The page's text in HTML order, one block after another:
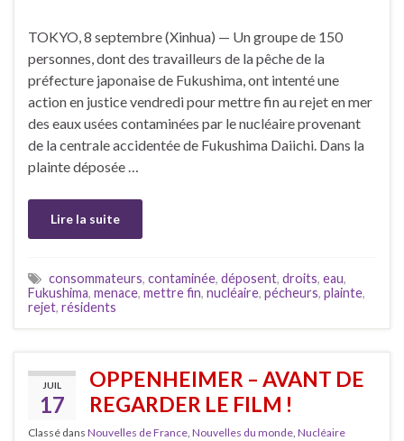
TOKYO, 8 septembre (Xinhua) — Un groupe de 150
personnes, dont des travailleurs de la pêche de la
préfecture japonaise de Fukushima, ont intenté une
action en justice vendredi pour mettre fin au rejet en mer
des eaux usées contaminées par le nucléaire provenant
de la centrale accidentée de Fukushima Daiichi. Dans la
plainte déposée …
Lire la suite
consommateurs, contaminée, déposent, droits, eau,
Fukushima, menace, mettre fin, nucléaire, pécheurs, plainte,
rejet, résidents
JUIL
17
OPPENHEIMER – AVANT DE
REGARDER LE FILM !
Classé dans Nouvelles de France, Nouvelles du monde, Nucléaire